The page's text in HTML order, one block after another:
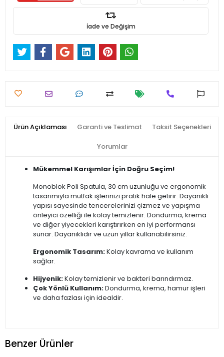
İade ve Değişim
Ürün Açıklaması Garanti ve Teslimat Taksit Seçenekleri
Yorumlar
Mükemmel Karışımlar İçin Doğru Seçim!
Monoblok Poli Spatula, 30 cm uzunluğu ve ergonomik
tasarımıyla mutfak işlerinizi pratik hale getirir. Dayanıklı
yapısı sayesinde tencerelerinizi çizmez ve yapışma
önleyici özelliği ile kolay temizlenir. Dondurma, krema
ve diğer yiyecekleri karıştırırken en iyi performansı
sunar. Dayanıklıdır ve uzun yıllar kullanabilirsiniz.
Ergonomik Tasarım:Kolay kavrama ve kullanım
sağlar.
Hijyenik:Kolay temizlenir ve bakteri barındırmaz.
Çok Yönlü Kullanım:Dondurma, krema, hamur işleri
ve daha fazlası için idealdir.
Benzer Ürünler